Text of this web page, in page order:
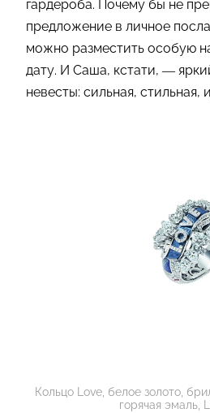
гардероба. Почему бы не
предложение в личное
можно разместить особую
дату. И Саша, кстати, —
невесты: сильная,
Кольцо Love, белое золото,
горячая эмаль,